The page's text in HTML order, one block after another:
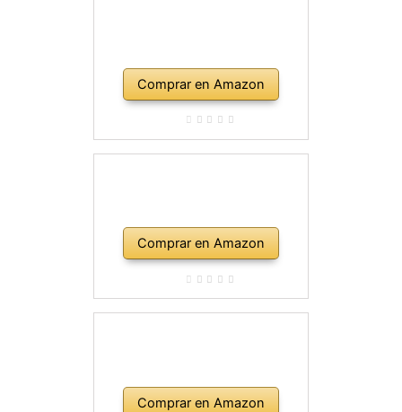
Comprar en Amazon
Comprar en Amazon
Comprar en Amazon